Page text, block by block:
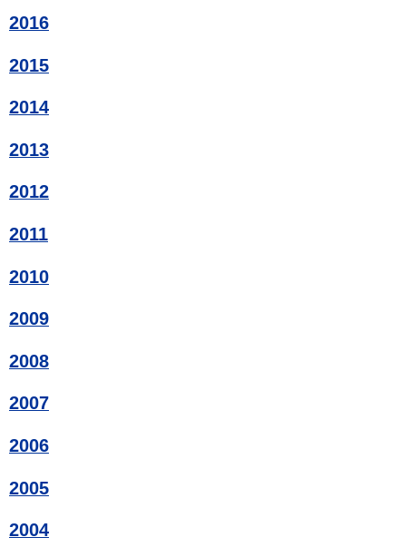
2016
2015
2014
2013
2012
2011
2010
2009
2008
2007
2006
2005
2004